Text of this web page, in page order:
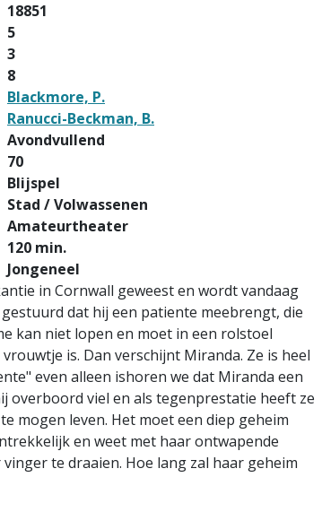
18851
5
3
8
Blackmore, P.
Ranucci-Beckman, B.
Avondvullend
70
Blijspel
Stad / Volwassenen
Amateurtheater
120 min.
Jongeneel
in Cornwall geweest en wordt vandaag
dat hij een patiente meebrengt, die
kan niet lopen en moet in een rolstoel
is. Dan verschijnt Miranda. Ze is heel
even alleen ishoren we dat Miranda een
overboord viel en als tegenprestatie heeft ze
mogen leven. Het moet een diep geheim
en weet met haar ontwapende
te draaien. Hoe lang zal haar geheim